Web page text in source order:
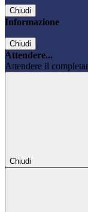
Chiudi
Informazione
Chiudi
Attendere...
Attendere il
Chiudi